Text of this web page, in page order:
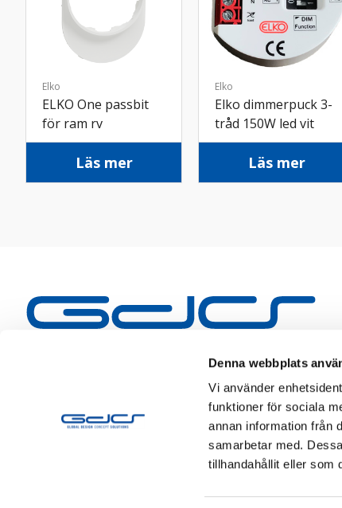
Denna webbplats
Vi använder
funktioner för sociala
annan information från
samarbetar med.
tillhandahållit eller som
Elko
ELKO One passbit
för ram rv
Läs mer
Elko
Elko dimmerpuck 3-
tråd 150W led vit
Läs mer